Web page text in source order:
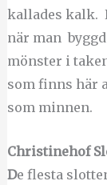
kallades kalk.
när man
mönster i
som finns här
som minnen.
Christinehof
De flesta